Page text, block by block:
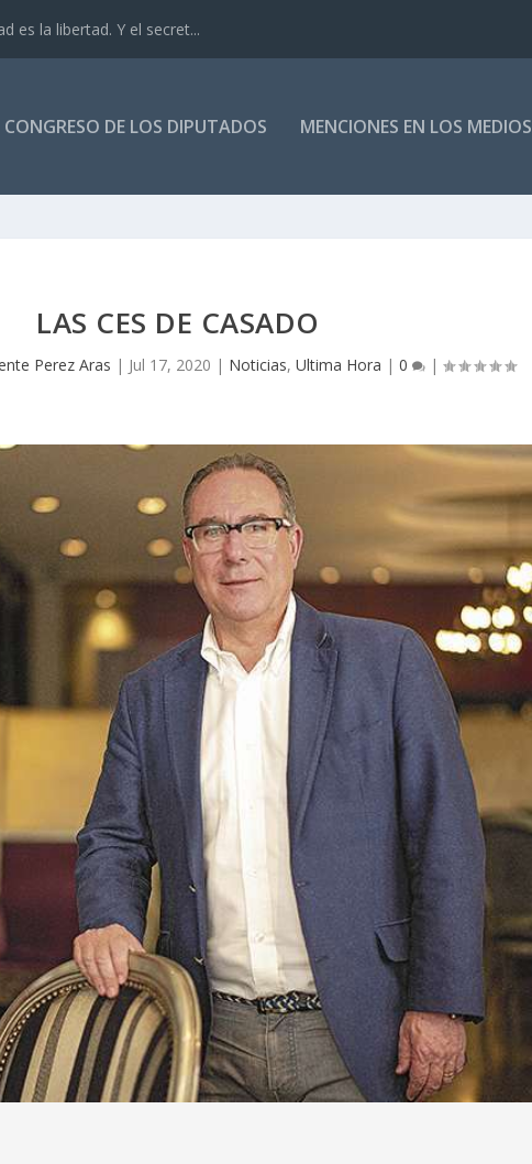
es la libertad. Y el secret...
CONGRESO DE LOS DIPUTADOS MENCIONES EN LOS MEDIOS
LAS CES DE CASADO
Perez Aras | Jul 17, 2020 | Noticias, Ultima Hora | 0 |